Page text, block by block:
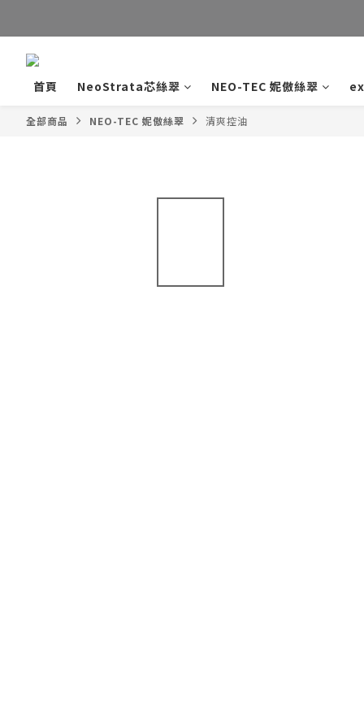
首頁 NeoStrata芯絲翠 NEO-TEC 妮傲絲翠
全部商品 NEO-TEC 妮傲絲翠 清爽控油